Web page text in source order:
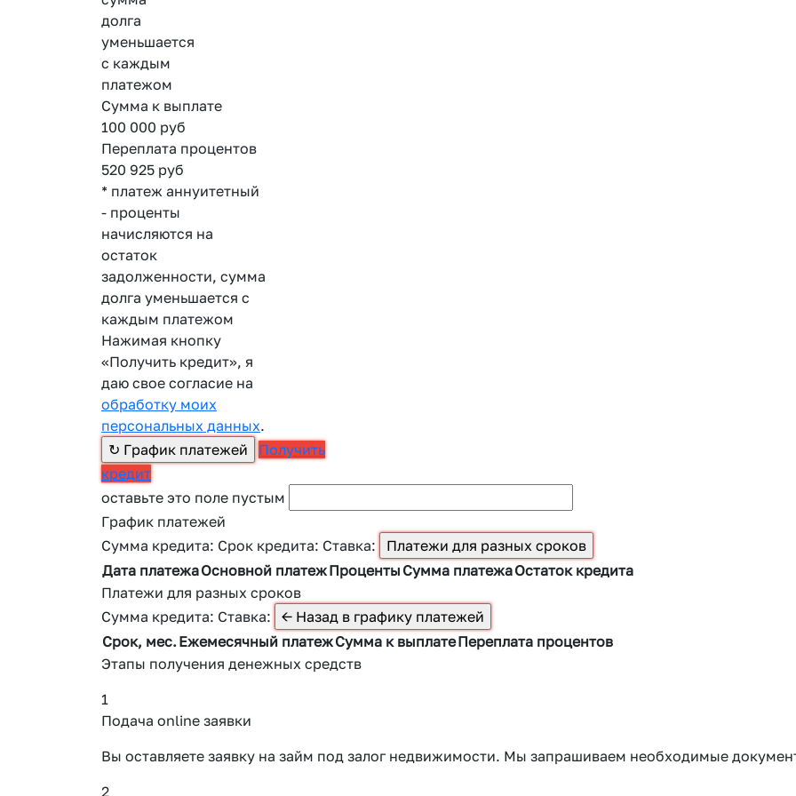
долга
уменьшается
с каждым
платежом
Сумма к выплате
100 000 руб
Переплата процентов
520 925 руб
* платеж аннуитетный
- проценты
начисляются на
остаток
задолженности, сумма
долга уменьшается с
каждым платежом
Нажимая кнопку
«Получить кредит», я
даю свое согласие на
обработку моих
персональных данных.
Получить
кредит
оставьте это поле пустым
График платежей
Сумма кредита: Срок кредита: Ставка:
Дата платежаОсновной платежПроценты Сумма платежаОстаток кредита
Платежи для разных сроков
Сумма кредита: Ставка:
Срок, мес.Ежемесячный платежСумма к выплатеПереплата процентов
Этапы получения денежных средств
1
Подача online заявки
Вы оставляете заявку на займ под залог недвижимости. Мы запрашиваем необходимые
2